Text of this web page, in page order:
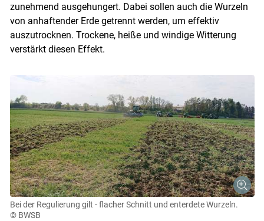
zunehmend ausgehungert. Dabei sollen auch die Wurzeln
von anhaftender Erde getrennt werden, um effektiv
auszutrocknen. Trockene, heiße und windige Witterung
verstärkt diesen Effekt.
Bei der Regulierung gilt - flacher Schnitt und enterdete Wurzeln.
© BWSB